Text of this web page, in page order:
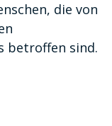
die von
betroffen sind.